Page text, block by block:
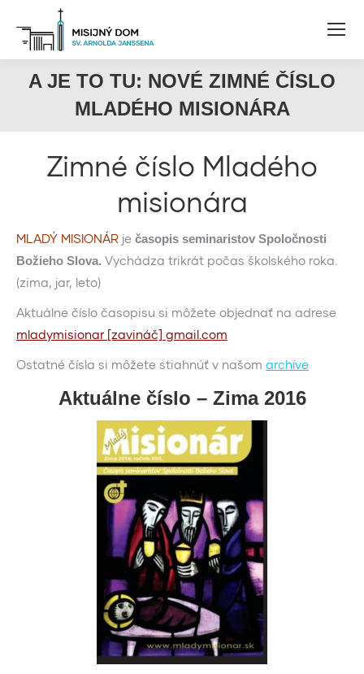
A JE TO TU: NOVÉ ZIMNÉ ČÍSLO
MLADÉHO MISIONÁRA
Zimné číslo Mladého
misionára
MLADÝ MISIONÁR je časopis seminaristov Spoločnosti
Božieho Slova. Vychádza trikrát počas školského roka.
(zima, jar, leto)
Aktuálne číslo časopisu si môžete objednať na adrese
mladymisionar [zavináč] gmail.com
Ostatné čísla si môžete stiahnúť v našom archíve
Aktuálne číslo – Zima 2016